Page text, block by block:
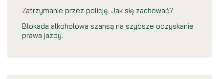
Zatrzymanie przez policję. Jak się zachować?
Blokada alkoholowa szansą na szybsze odzyskanie
prawa jazdy.